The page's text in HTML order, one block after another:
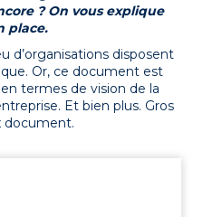
? On vous explique
place.
d’organisations disposent
Or, ce document est
termes de vision de la
Et bien plus. Gros
document.